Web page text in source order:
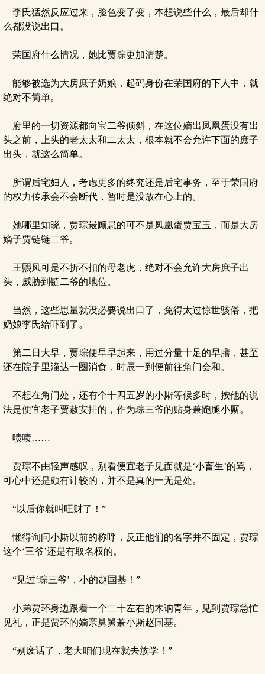
李氏猛然反应过来，脸色变了变，本想说些什么，最后却什
么都没说出口。
荣国府什么情况，她比贾琮更加清楚。
能够被选为大房庶子奶娘，起码身份在荣国府的下人中，就
绝对不简单。
府里的一切资源都向宝二爷倾斜，在这位嫡出凤凰蛋没有出
头之前，上头的老太太和二太太，根本就不会允许下面的庶子
出头，就这么简单。
所谓后宅妇人，考虑更多的终究还是后宅事务，至于荣国府
的权力传承会不会断代，暂时是没放在心上的。
她哪里知晓，贾琮最顾忌的可不是凤凰蛋贾宝玉，而是大房
嫡子贾链链二爷。
王熙凤可是不折不扣的母老虎，绝对不会允许大房庶子出
头，威胁到链二爷的地位。
当然，这些思量就没必要说出口了，免得太过惊世骇俗，把
奶娘李氏给吓到了。
第二日大早，贾琮便早早起来，用过分量十足的早膳，甚至
还在院子里溜达一圈消食，时辰一到便前往角门会和。
不想在角门处，还有个十四五岁的小厮等候多时，按他的说
法是便宜老子贾赦安排的，作为琮三爷的贴身兼跑腿小厮。
啧啧……
贾琮不由轻声感叹，别看便宜老子见面就是‘小畜生’的骂，
可心中还是颇有计较的，并不是真的一无是处。
“以后你就叫旺财了！”
懒得询问小厮以前的称呼，反正他们的名字并不固定，贾琮
这个‘三爷’还是有取名权的。
“见过‘琮三爷’，小的赵国基！”
小弟贾环身边跟着一个二十左右的木讷青年，见到贾琮急忙
见礼，正是贾环的嫡亲舅舅兼小厮赵国基。
“别废话了，老大咱们现在就去族学！”